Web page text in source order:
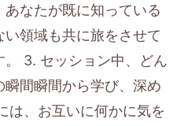
なたが既に知っている
領域も共に旅をさせて
3. セッション中、どん
間瞬間から学び、深め
は、お互いに何かに気を